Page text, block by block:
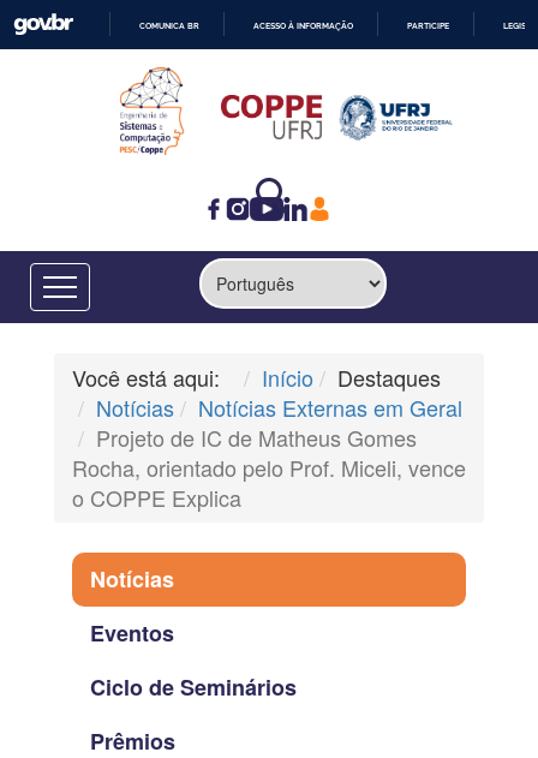
CONTEÚDO
COMUNICA BR ACESSO À INFORMAÇÃO PARTICIPE
Você está aqui: Início
Destaques
Notícias
Notícias Externas em Geral
Projeto de IC de Matheus Gomes
Rocha, orientado pelo Prof. Miceli, vence
o COPPE Explica
Notícias
Eventos
Ciclo de Seminários
Prêmios